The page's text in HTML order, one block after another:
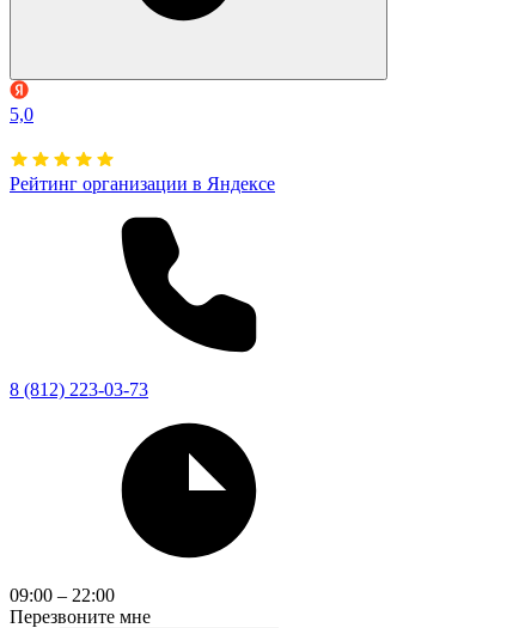
5,0
Рейтинг организации в Яндексе
8 (812) 223-03-73
09:00 – 22:00
Перезвоните мне